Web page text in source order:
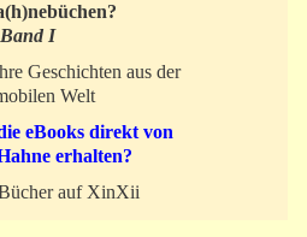
Band I
Geschichten aus der
Welt
eBooks direkt von
erhalten?